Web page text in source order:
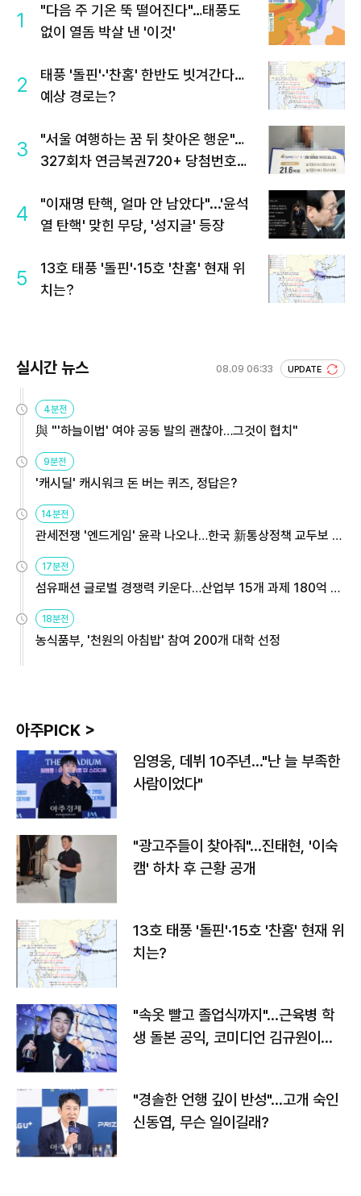
1
"다음 주 기온 뚝 떨어진다"…태풍도
없이 열돔 박살 낸 '이것'
2
태풍 '돌핀'·'찬홈' 한반도 빗겨간다…
예상 경로는?
3
"서울 여행하는 꿈 뒤 찾아온 행운"…
327회차 연금복권720+ 당첨번호조
4
"이재명 탄핵, 얼마 안 남았다"...'윤석
열 탄핵' 맞힌 무당, '성지글' 등장
5
13호 태풍 '돌핀'·15호 '찬홈' 현재 위
치는?
실시간 뉴스 08.09 06:33 UPDATE
4분전
與 "'하늘이법' 여야 공동 발의 괜찮아…그것이 협치"
9분전
'캐시딜' 캐시워크 돈 버는 퀴즈, 정답은?
14분전
관세전쟁 '엔드게임' 윤곽 나오나…한국 新통상정책 교두보 활
17분전
섬유패션 글로벌 경쟁력 키운다…산업부 15개 과제 180억 지
18분전
농식품부, '천원의 아침밥' 참여 200개 대학 선정
아주PICK >
임영웅, 데뷔 10주년…"난 늘 부족한
사람이었다"
"광고주들이 찾아줘"…진태현, '이숙
캠' 하차 후 근황 공개
13호 태풍 '돌핀'·15호 '찬홈' 현재 위
치는?
"속옷 빨고 졸업식까지"…근육병 학
생 돌본 공익, 코미디언 김규원이었
"경솔한 언행 깊이 반성"…고개 숙인
신동엽, 무슨 일이길래?